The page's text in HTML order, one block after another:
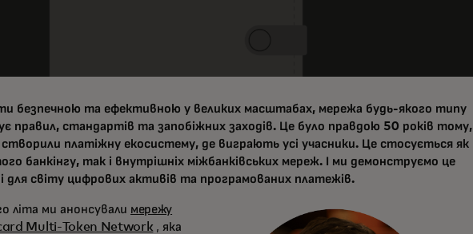
безпечною та ефективною у великих масштабах, мережа будь-якого типу
правил, стандартів та запобіжних заходів. Це було правдою 50 років тому,
платіжну екосистему, де виграють усі учасники. Це стосується як
банкінгу, так і внутрішніх міжбанківських мереж. І ми демонструємо це
для світу цифрових активів та програмованих платежів.
літа ми анонсували мережу
Multi-Token Network , яка